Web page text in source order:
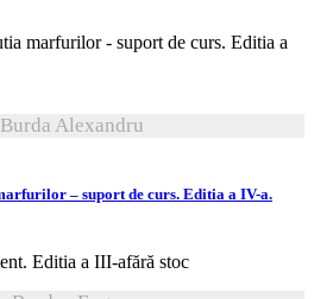
Burda Alexandru
– suport de curs. Editia a IV-a.
fără stoc